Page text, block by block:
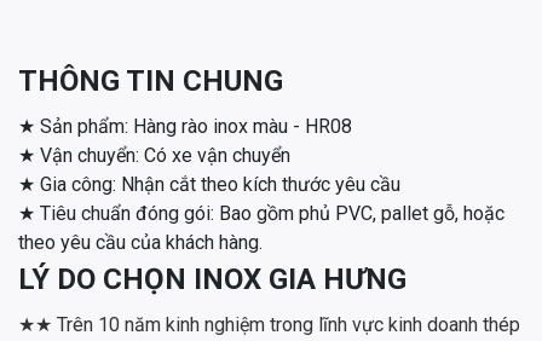
THÔNG TIN CHUNG
★ Sản phẩm: Hàng rào inox màu - HR08
★ Vận chuyển: Có xe vận chuyển
★ Gia công: Nhận cắt theo kích thước yêu cầu
★ Tiêu chuẩn đóng gói: Bao gồm phủ PVC, pallet gỗ, hoặc
theo yêu cầu của khách hàng.
LÝ DO CHỌN INOX GIA HƯNG
★★ Trên 10 năm kinh nghiệm trong lĩnh vực kinh doanh thép